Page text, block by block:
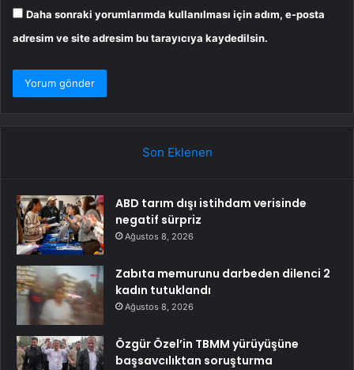
Daha sonraki yorumlarımda kullanılması için adım, e-posta
adresim ve site adresim bu tarayıcıya kaydedilsin.
Son Eklenen
ABD tarım dışı istihdam verisinde
negatif sürpriz
Ağustos 8, 2026
Zabıta memurunu darbeden dilenci 2
kadın tutuklandı
Ağustos 8, 2026
Özgür Özel’in TBMM yürüyüşüne
başsavcılıktan soruşturma